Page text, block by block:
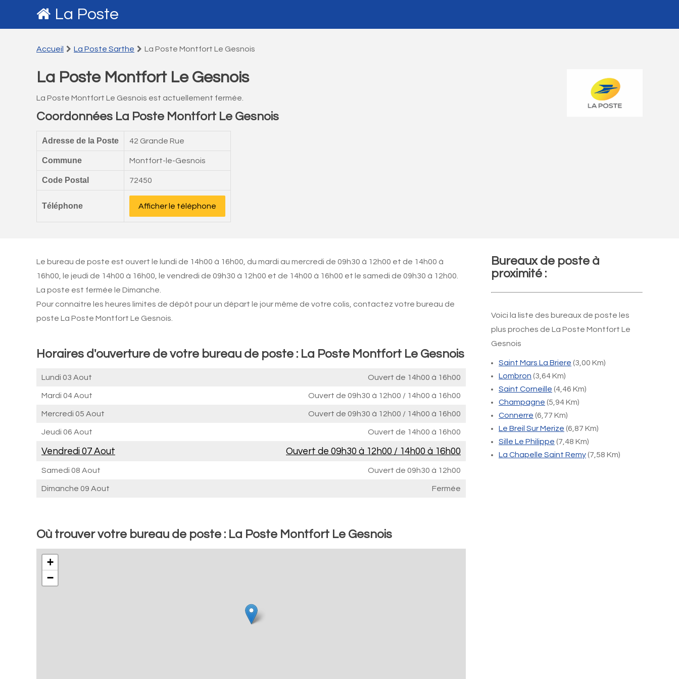
La Poste
Accueil La Poste Sarthe La Poste Montfort Le Gesnois
La Poste Montfort Le Gesnois
La Poste Montfort Le Gesnois est actuellement fermée.
Coordonnées La Poste Montfort Le Gesnois
Adresse de la Poste 42 Grande Rue
Commune Montfort-le-Gesnois
Code Postal 72450
Téléphone Afficher le téléphone
Le bureau de poste est ouvert le lundi de 14h00 à 16h00, du mardi au mercredi de 09h30 à 12h00 et de 14h00 à
16h00, le jeudi de 14h00 à 16h00, le vendredi de 09h30 à 12h00 et de 14h00 à 16h00 et le samedi de 09h30 à 12h00.
La poste est fermée le Dimanche.
Pour connaitre les heures limites de dépôt pour un départ le jour même de votre colis, contactez votre bureau de
poste La Poste Montfort Le Gesnois.
Horaires d'ouverture de votre bureau de poste : La Poste Montfort Le Gesnois
Lundi 03 Aout Ouvert de 14h00 à 16h00
Mardi 04 Aout Ouvert de 09h30 à 12h00 / 14h00 à 16h00
Mercredi 05 Aout Ouvert de 09h30 à 12h00 / 14h00 à 16h00
Jeudi 06 Aout Ouvert de 14h00 à 16h00
Vendredi 07 Aout Ouvert de 09h30 à 12h00 / 14h00 à 16h00
Samedi 08 Aout Ouvert de 09h30 à 12h00
Dimanche 09 Aout Fermée
Où trouver votre bureau de poste : La Poste Montfort Le Gesnois
+
−
Bureaux de poste à
proximité :
Voici la liste des bureaux de poste les
plus proches de La Poste Montfort Le
Gesnois
Saint Mars La Briere (3,00 Km)
Lombron (3,64 Km)
Saint Corneille (4,46 Km)
Champagne (5,94 Km)
Connerre (6,77 Km)
Le Breil Sur Merize (6,87 Km)
Sille Le Philippe (7,48 Km)
La Chapelle Saint Remy(7,58 Km)